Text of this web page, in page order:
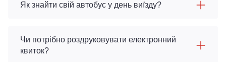
Як знайти свій автобус у день виїзду?
Чи потрібно роздруковувати електронний
квиток?